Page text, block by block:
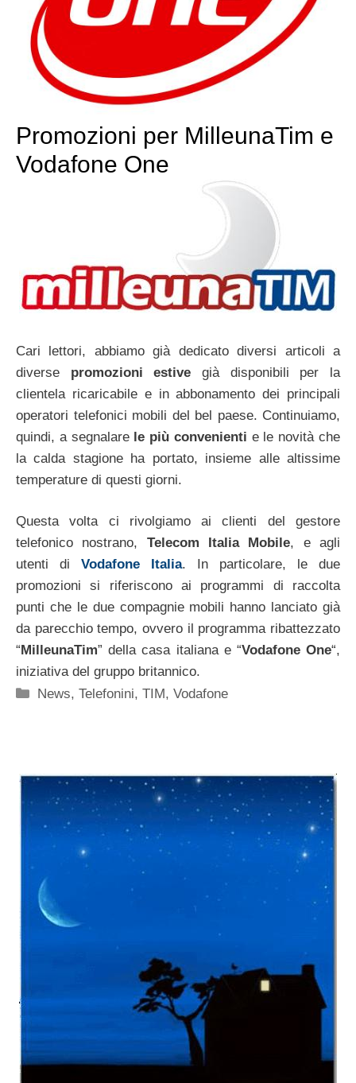
Promozioni per MilleunaTim e
Vodafone One
Cari lettori, abbiamo già dedicato diversi articoli a
diverse promozioni estive già disponibili per la
clientela ricaricabile e in abbonamento dei principali
operatori telefonici mobili del bel paese. Continuiamo,
quindi, a segnalare le più convenienti e le novità che
la calda stagione ha portato, insieme alle altissime
temperature di questi giorni.
Questa volta ci rivolgiamo ai clienti del gestore
telefonico nostrano, Telecom Italia Mobile, e agli
utenti di Vodafone Italia. In particolare, le due
promozioni si riferiscono ai programmi di raccolta
punti che le due compagnie mobili hanno lanciato già
da parecchio tempo, ovvero il programma ribattezzato
“ MilleunaTim” della casa italiana e “Vodafone One“,
iniziativa del gruppo britannico.
Categorie
News,Telefonini,TIM,Vodafone